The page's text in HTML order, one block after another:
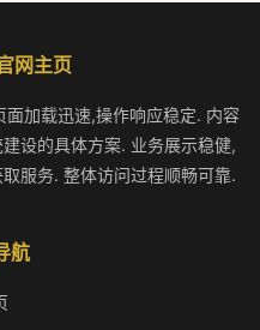
网主页
加载迅速,操作响应稳定. 内容
设的具体方案. 业务展示稳健,
服务. 整体访问过程顺畅可靠.
航